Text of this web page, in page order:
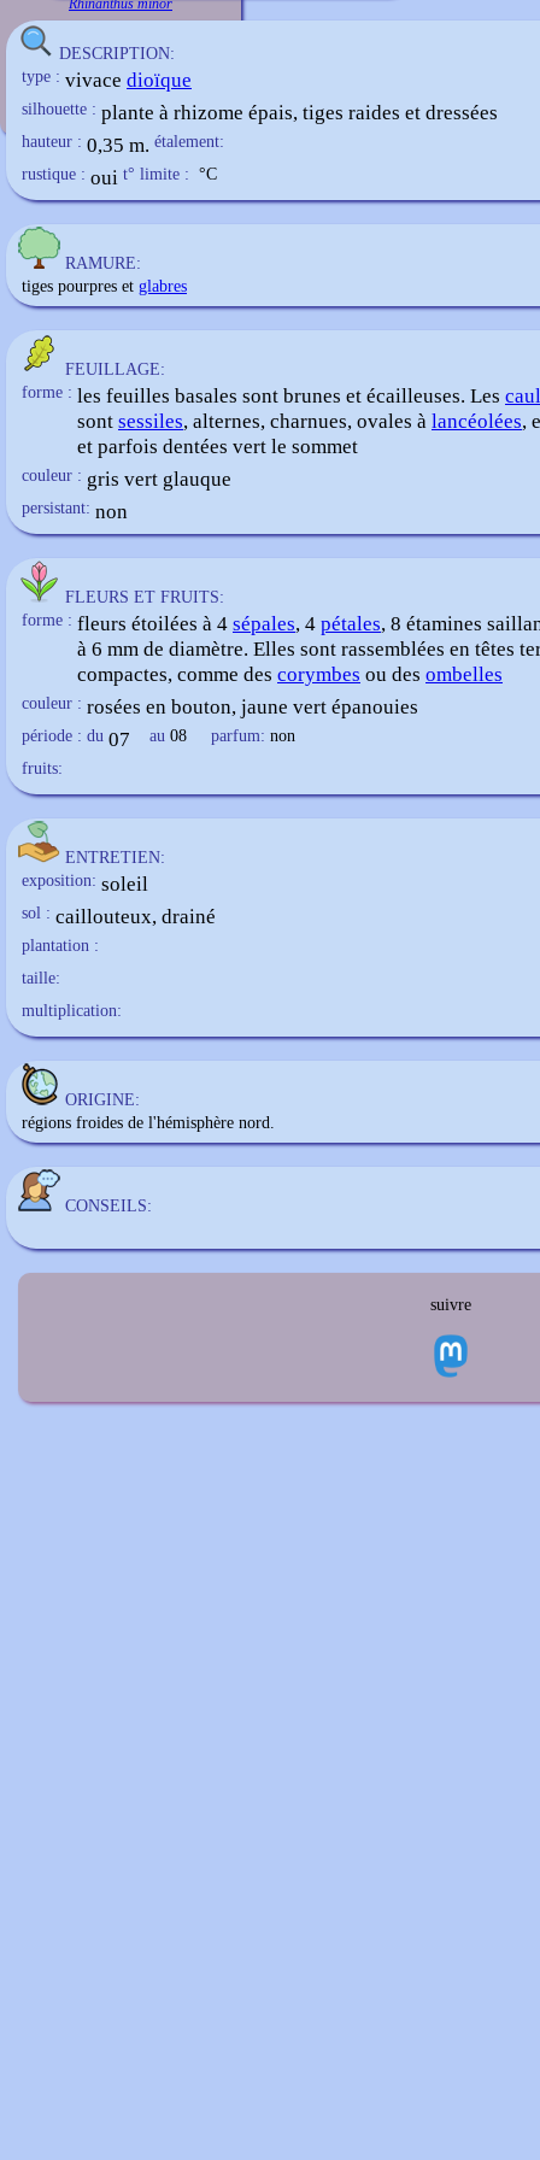
Rhinanthus minor
DESCRIPTION:
type : vivace dioïque
silhouette : plante à rhizome épais, tiges raides et dressées
hauteur : 0,35 m. étalement:
rustique : oui t° limite : °C
RAMURE:
tiges pourpres et glabres
FEUILLAGE:
forme : les feuilles basales sont brunes et écailleuses. Les
sont sessiles, alternes, charnues, ovales à lancéolées,
et parfois dentées vert le sommet
couleur : gris vert glauque
persistant: non
FLEURS ET FRUITS:
forme : fleurs étoilées à 4 sépales, 4 pétales, 8 étamines
à 6 mm de diamètre. Elles sont rassemblées en têtes
compactes, comme des corymbes ou des ombelles
couleur : rosées en bouton, jaune vert épanouies
période : du 07 au 08 parfum: non
fruits:
ENTRETIEN:
exposition: soleil
sol : caillouteux, drainé
plantation :
taille:
multiplication:
ORIGINE:
régions froides de l'hémisphère nord.
CONSEILS:
suivre